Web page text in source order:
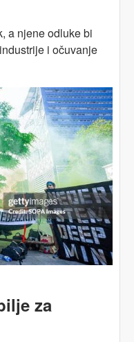
a njene odluke bi
i očuvanje
za